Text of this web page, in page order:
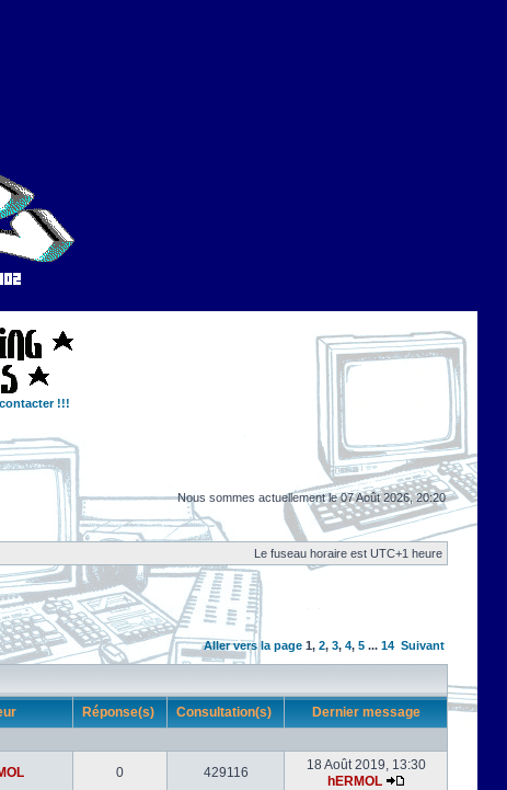
!!!
Nous sommes actuellement le 07 Août 2026, 20:20
Le fuseau horaire est UTC+1 heure
Aller vers la page 1, 2, 3, 4, 5 ... 14 Suivant
Réponse(s) Consultation(s) Dernier message
0 429116
18 Août 2019, 13:30
hERMOL